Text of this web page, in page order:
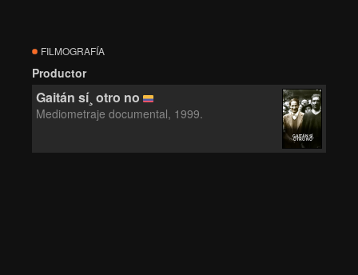
FILMOGRAFÍA
Productor
Gaitán sí¸ otro no
Mediometraje documental, 1999.
GAITÁN SÍ¸
OTRO NO